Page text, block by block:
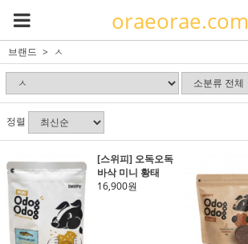
oraeorae.com
브랜드 ㅅ
정렬
[스위피] 오독오독
바삭 미니 황태
16,900원